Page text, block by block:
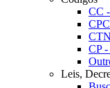
CC
CP
Leis,